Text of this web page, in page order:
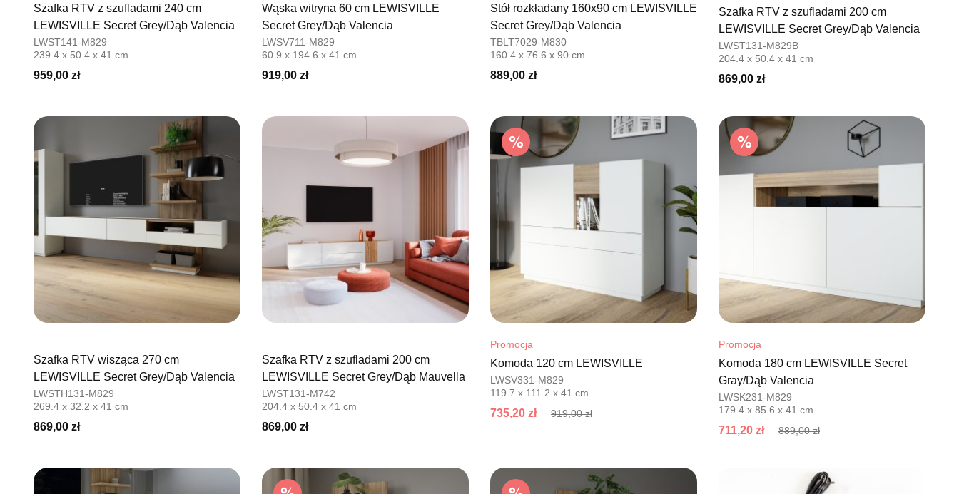
Szafka RTV z szufladami 240 cm
LEWISVILLE Secret Grey/Dąb Valencia
LWST141-M829
239.4 x 50.4 x 41 cm
959,00 zł
Wąska witryna 60 cm LEWISVILLE
Secret Grey/Dąb Valencia
LWSV711-M829
60.9 x 194.6 x 41 cm
919,00 zł
Stół rozkładany 160x90 cm LEWISVILLE
Secret Grey/Dąb Valencia
TBLT7029-M830
160.4 x 76.6 x 90 cm
889,00 zł
Szafka RTV z szufladami 200 cm
LEWISVILLE Secret Grey/Dąb Valencia
LWST131-M829B
204.4 x 50.4 x 41 cm
869,00 zł
Szafka RTV wisząca 270 cm
LEWISVILLE Secret Grey/Dąb Valencia
LWSTH131-M829
269.4 x 32.2 x 41 cm
869,00 zł
Szafka RTV z szufladami 200 cm
LEWISVILLE Secret Grey/Dąb Mauvella
LWST131-M742
204.4 x 50.4 x 41 cm
869,00 zł
Promocja
Komoda 120 cm LEWISVILLE
LWSV331-M829
119.7 x 111.2 x 41 cm
735,20 zł 919,00 zł
Promocja
Komoda 180 cm LEWISVILLE Secret
Gray/Dąb Valencia
LWSK231-M829
179.4 x 85.6 x 41 cm
711,20 zł 889,00 zł